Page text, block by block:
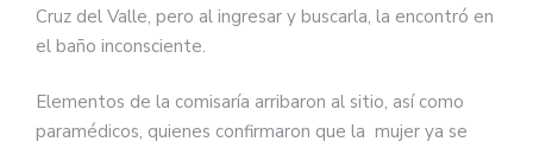
Cruz del Valle, pero al ingresar y buscarla, la encontró en
el baño inconsciente.
Elementos de la comisaría arribaron al sitio, así como
paramédicos, quienes confirmaron que la mujer ya se